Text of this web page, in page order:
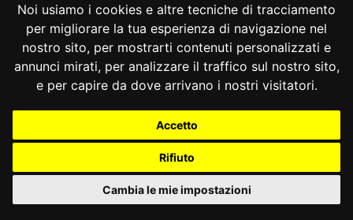
Noi usiamo i cookies e altre tecniche di tracciamento
per migliorare la tua esperienza di navigazione nel
nostro sito, per mostrarti contenuti personalizzati e
annunci mirati, per analizzare il traffico sul nostro sito,
e per capire da dove arrivano i nostri visitatori.
Accetto
Rifiuto
Cambia le mie impostazioni
molte divergenze d'opinione, dato - fra l'altro -
che le prestazioni assistenziali prescindono
dalla situazione economica degli assistiti, resta
il fatto che il potere conferito al Governo con la
legge di delegazione é unicamente quello di
emanare norme di attuazione e di
coordinamento, tra le quali non é, come si é
detto, compresa la disposizione dettata con
l'art. 26.
PER QUESTI MOTIVI